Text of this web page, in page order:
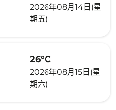
2026年08月14日(星
期五)
26°C
2026年08月15日(星
期六)